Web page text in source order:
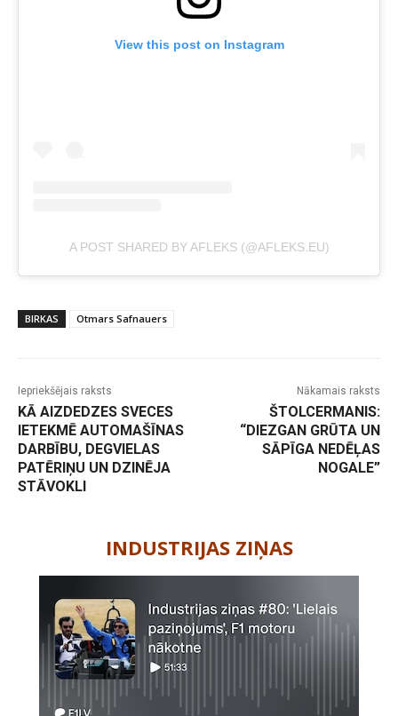
View this post on Instagram
A POST SHARED BY AFLEKS (@AFLEKS.EU)
BIRKAS Otmars Safnauers
Iepriekšējais raksts
KĀ AIZDEDZES SVECES
IETEKMĒ AUTOMAŠĪNAS
DARBĪBU, DEGVIELAS
PATĒRIŅU UN DZINĒJA
STĀVOKLI
Nākamais raksts
ŠTOLCERMANIS:
“DIEZGAN GRŪTA UN
SĀPĪGA NEDĒĻAS
NOGALE”
INDUSTRIJAS ZIŅAS